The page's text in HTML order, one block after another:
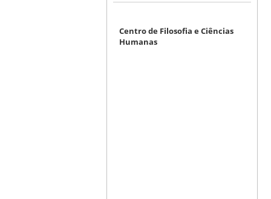
Centro de Filosofia e Ciências
Humanas